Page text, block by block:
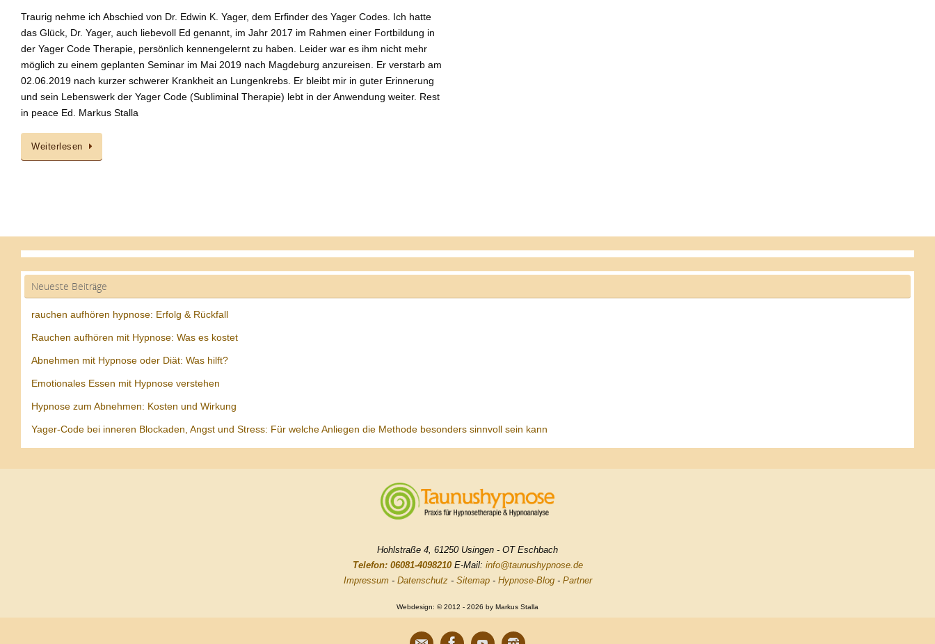
Traurig nehme ich Abschied von Dr. Edwin K. Yager, dem Erfinder des Yager Codes. Ich hatte
das Glück, Dr. Yager, auch liebevoll Ed genannt, im Jahr 2017 im Rahmen einer Fortbildung in
der Yager Code Therapie, persönlich kennengelernt zu haben. Leider war es ihm nicht mehr
möglich zu einem geplanten Seminar im Mai 2019 nach Magdeburg anzureisen. Er verstarb am
02.06.2019 nach kurzer schwerer Krankheit an Lungenkrebs. Er bleibt mir in guter Erinnerung
und sein Lebenswerk der Yager Code (Subliminal Therapie) lebt in der Anwendung weiter. Rest
in peace Ed. Markus Stalla
Weiterlesen
Neueste Beiträge
rauchen aufhören hypnose: Erfolg & Rückfall
Rauchen aufhören mit Hypnose: Was es kostet
Abnehmen mit Hypnose oder Diät: Was hilft?
Emotionales Essen mit Hypnose verstehen
Hypnose zum Abnehmen: Kosten und Wirkung
Yager-Code bei inneren Blockaden, Angst und Stress: Für welche Anliegen die Methode besonders sinnvoll sein kann
Hohlstraße 4, 61250 Usingen - OT Eschbach
Telefon: 06081-4098210E-Mail: info@taunushypnose.de
Impressum- Datenschutz- Sitemap- Hypnose-Blog- Partner
Webdesign: © 2012 - 2026 by Markus Stalla